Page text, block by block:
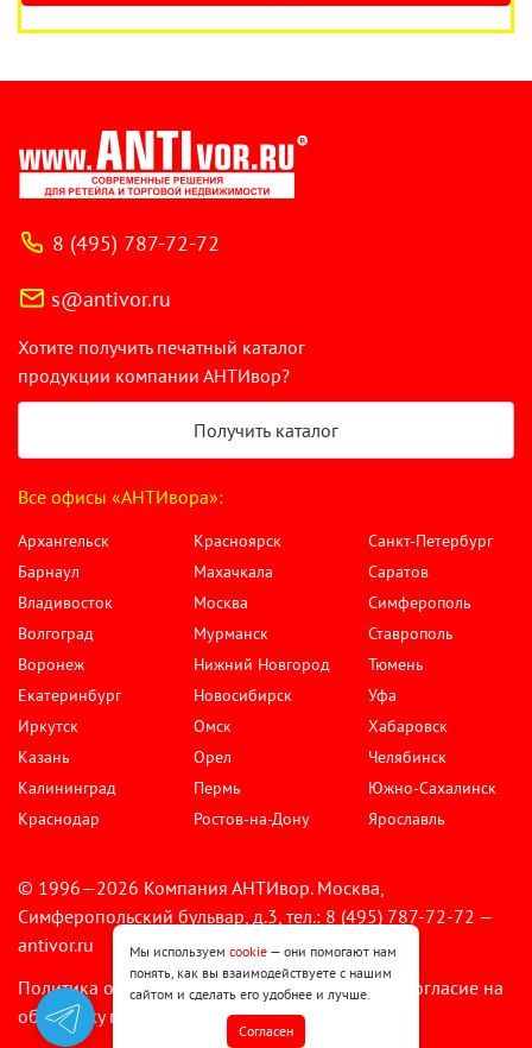
8 (495) 787-72-72
s@antivor.ru
Хотите получить печатный каталог
продукции компании АНТИвор?
Получить каталог
Все офисы «АНТИвора»:
Архангельск
Барнаул
Владивосток
Волгоград
Воронеж
Екатеринбург
Иркутск
Казань
Калининград
Краснодар
Красноярск
Махачкала
Москва
Мурманск
Нижний Новгород
Новосибирск
Омск
Орел
Пермь
Ростов-на-Дону
Санкт-Петербург
Саратов
Симферополь
Ставрополь
Тюмень
Уфа
Хабаровск
Челябинск
Южно-Сахалинск
Ярославль
© 1996—2026 Компания АНТИвор. Москва,
Симферопольский бульвар, д.3, тел.: 8 (495) 787-72-72 —
antivor.ru
Политика обработки персональных данных
Согласие на
обработку персональных данных
Мы используем cookie — они помогают нам
понять, как вы взаимодействуете с нашим
сайтом и сделать его удобнее и лучше.
Cогласен